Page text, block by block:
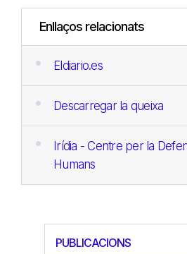
Enllaços relacionats
Eldiario.es
Descarregar la queixa
Irídia - Centre per la
Humans
PUBLICACIONS